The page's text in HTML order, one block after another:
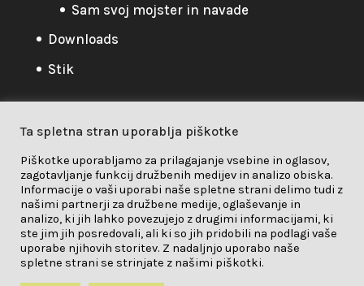
Sam svoj mojster in navade
Downloads
Stik
Pravilnik o zasebnosti
Pravilnik o zasebnosti /Piškotki/
Odgovornost
Ta spletna stran uporablja piškotke
Piškotke uporabljamo za prilagajanje vsebine in oglasov,
zagotavljanje funkcij družbenih medijev in analizo obiska.
Informacije o vaši uporabi naše spletne strani delimo tudi z
našimi partnerji za družbene medije, oglaševanje in
analizo, ki jih lahko povezujejo z drugimi informacijami, ki
ste jim jih posredovali, ali ki so jih pridobili na podlagi vaše
uporabe njihovih storitev. Z nadaljnjo uporabo naše
spletne strani se strinjate z našimi piškotki.